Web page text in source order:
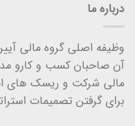
درباره ما
وظیفه اصلی گروه مالی
آن صاحبان کسب و کارو
مالی شرکت و ریسک های
برای گرفتن تصمیمات